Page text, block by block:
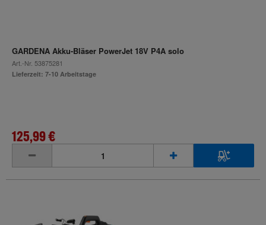
GARDENA Akku-Bläser PowerJet 18V P4A solo
Art.-Nr. 53875281
Lieferzeit: 7-10 Arbeitstage
125,99 €